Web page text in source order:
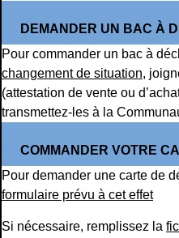
DEMANDER UN BAC À
Pour commander un bac à
changement de situation,
(attestation de vente ou
transmettez-les à la
COMMANDER VOTRE
Pour demander une carte de
formulaire prévu à cet effet
Si nécessaire, remplissez la